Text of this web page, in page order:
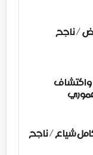
/ ناجح
واكتشاف
شياع / ناجح